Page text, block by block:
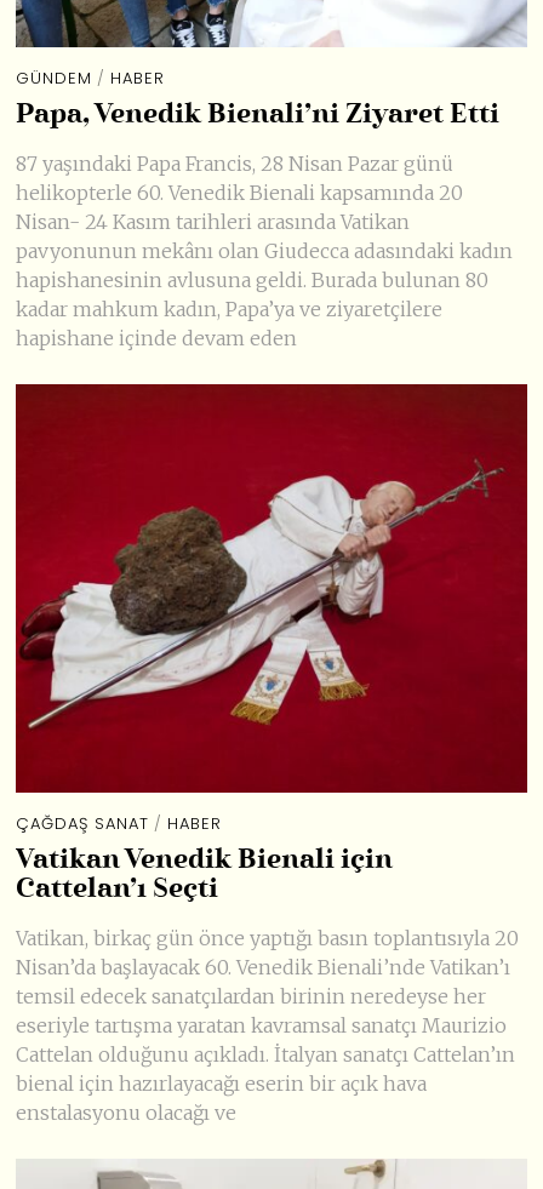
GÜNDEM / HABER
Papa, Venedik Bienali’ni Ziyaret Etti
87 yaşındaki Papa Francis, 28 Nisan Pazar günü
helikopterle 60. Venedik Bienali kapsamında 20
Nisan- 24 Kasım tarihleri arasında Vatikan
pavyonunun mekânı olan Giudecca adasındaki kadın
hapishanesinin avlusuna geldi. Burada bulunan 80
kadar mahkum kadın, Papa’ya ve ziyaretçilere
hapishane içinde devam eden
ÇAĞDAŞ SANAT / HABER
Vatikan Venedik Bienali için
Cattelan’ı Seçti
Vatikan, birkaç gün önce yaptığı basın toplantısıyla 20
Nisan’da başlayacak 60. Venedik Bienali’nde Vatikan’ı
temsil edecek sanatçılardan birinin neredeyse her
eseriyle tartışma yaratan kavramsal sanatçı Maurizio
Cattelan olduğunu açıkladı. İtalyan sanatçı Cattelan’ın
bienal için hazırlayacağı eserin bir açık hava
enstalasyonu olacağı ve